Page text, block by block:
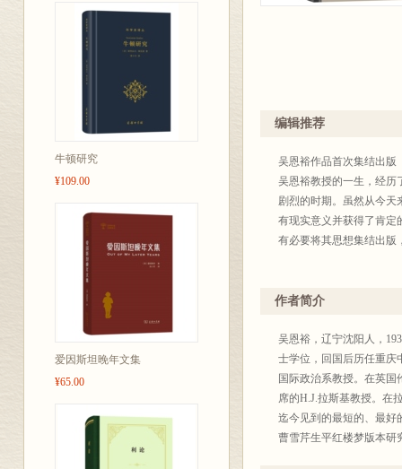
牛顿研究
¥109.00
爱因斯坦晚年文集
¥65.00
编辑推荐
吴恩裕作品首次集结出版
吴恩裕教授的一生，经历
剧烈的时期。虽然从今天
有现实意义并获得了肯定
有必要将其思想集结出版
作者简介
吴恩裕，辽宁沈阳人，
士学位，回国后历任重庆
国际政治系教授。在英国
席的H.J.拉斯基教授。在
迄今见到的最短的、最好
曹雪芹生平红楼梦版本研